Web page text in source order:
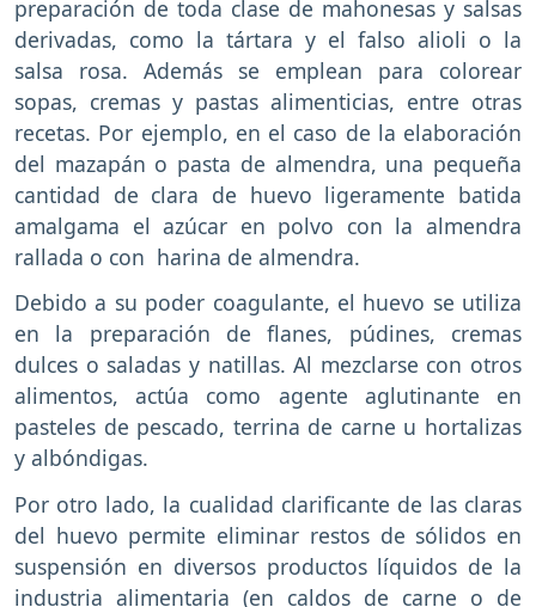
preparación de toda clase de mahonesas y salsas
derivadas, como la tártara y el falso alioli o la
salsa rosa. Además se emplean para colorear
sopas, cremas y pastas alimenticias, entre otras
recetas. Por ejemplo, en el caso de la elaboración
del mazapán o pasta de almendra, una pequeña
cantidad de clara de huevo ligeramente batida
amalgama el azúcar en polvo con la almendra
rallada o con harina de almendra.
Debido a su poder coagulante, el huevo se utiliza
en la preparación de flanes, púdines, cremas
dulces o saladas y natillas. Al mezclarse con otros
alimentos, actúa como agente aglutinante en
pasteles de pescado, terrina de carne u hortalizas
y albóndigas.
Por otro lado, la cualidad clarificante de las claras
del huevo permite eliminar restos de sólidos en
suspensión en diversos productos líquidos de la
industria alimentaria (en caldos de carne o de